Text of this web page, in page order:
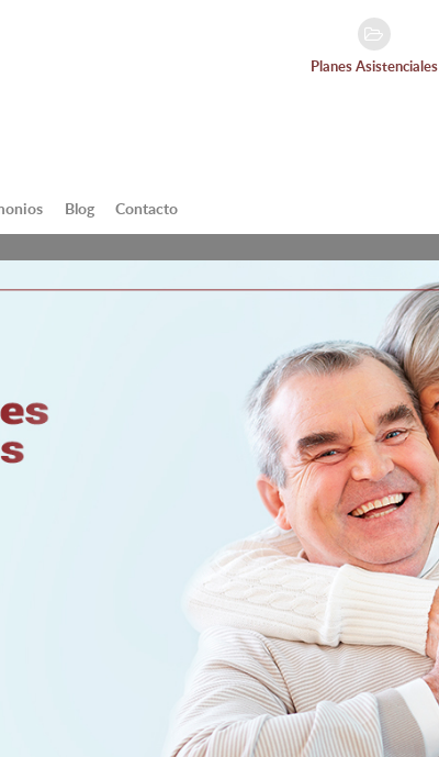
Planes Asistenciales
Blog Contacto